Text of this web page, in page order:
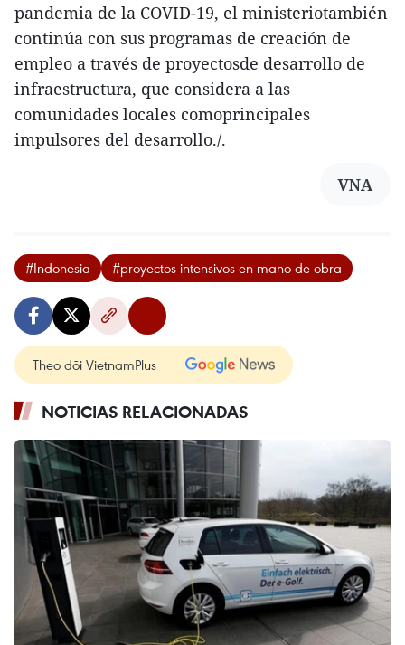
pandemia de la COVID-19, el ministeriotambién
continúa con sus programas de creación de
empleo a través de proyectosde desarrollo de
infraestructura, que considera a las
comunidades locales comoprincipales
impulsores del desarrollo./.
VNA
#Indonesia #proyectos intensivos en mano de obra
Theo dõi VietnamPlus
NOTICIAS RELACIONADAS